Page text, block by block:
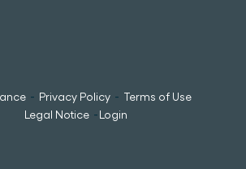
- Privacy Policy - Terms of Use
Legal Notice -Login